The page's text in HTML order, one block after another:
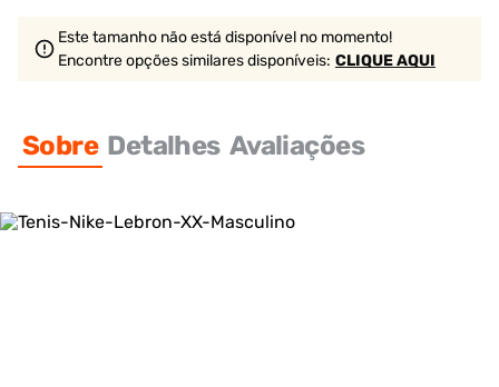
Este tamanho não está disponível no momento!
Encontre opções similaresdisponíveis: CLIQUE AQUI
Sobre Detalhes Avaliações